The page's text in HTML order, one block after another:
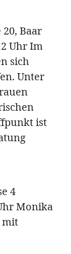
20, Baar
Uhr Im
sich
Unter
ist
4
Monika
mit